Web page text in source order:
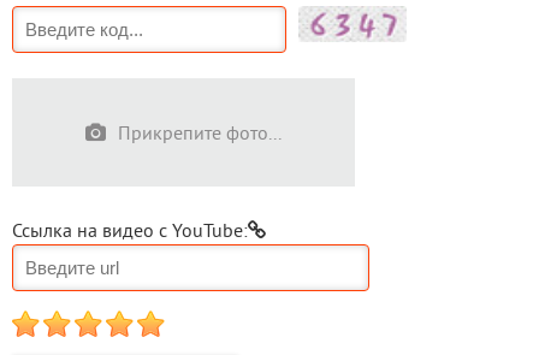
Прикрепите фото...
Ссылка на видео с YouTube:
1 2 3 4 5